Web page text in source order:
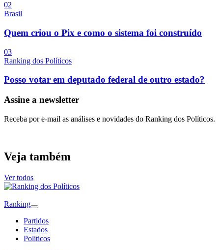
02
Brasil
Quem criou o Pix e como o sistema foi construído
03
Ranking dos Políticos
Posso votar em deputado federal de outro estado?
Assine a newsletter
Receba por e-mail as análises e novidades do Ranking dos Políticos.
Veja também
Ver todos
Ranking
Partidos
Estados
Politicos